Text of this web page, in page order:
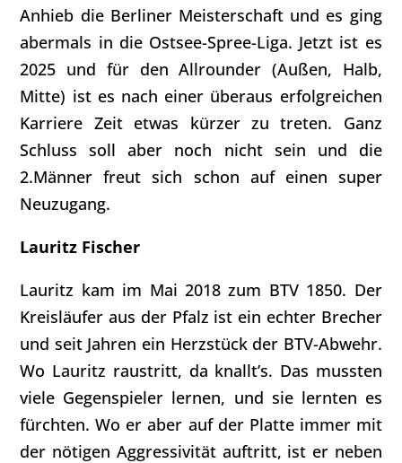
Anhieb die Berliner Meisterschaft und es ging
abermals in die Ostsee-Spree-Liga. Jetzt ist es
2025 und für den Allrounder (Außen, Halb,
Mitte) ist es nach einer überaus erfolgreichen
Karriere Zeit etwas kürzer zu treten. Ganz
Schluss soll aber noch nicht sein und die
2.Männer freut sich schon auf einen super
Neuzugang.
Lauritz Fischer
Lauritz kam im Mai 2018 zum BTV 1850. Der
Kreisläufer aus der Pfalz ist ein echter Brecher
und seit Jahren ein Herzstück der BTV-Abwehr.
Wo Lauritz raustritt, da knallt’s. Das mussten
viele Gegenspieler lernen, und sie lernten es
fürchten. Wo er aber auf der Platte immer mit
der nötigen Aggressivität auftritt, ist er neben